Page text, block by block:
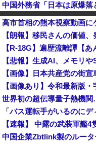
【悲報】地震の瞬間の手術
財務省、大型連休中の為
【朗報】移民さんの価値、
【R-18G】遍歴流離譚【
【画像】日本共産党の街
【画像あり】令和最新版